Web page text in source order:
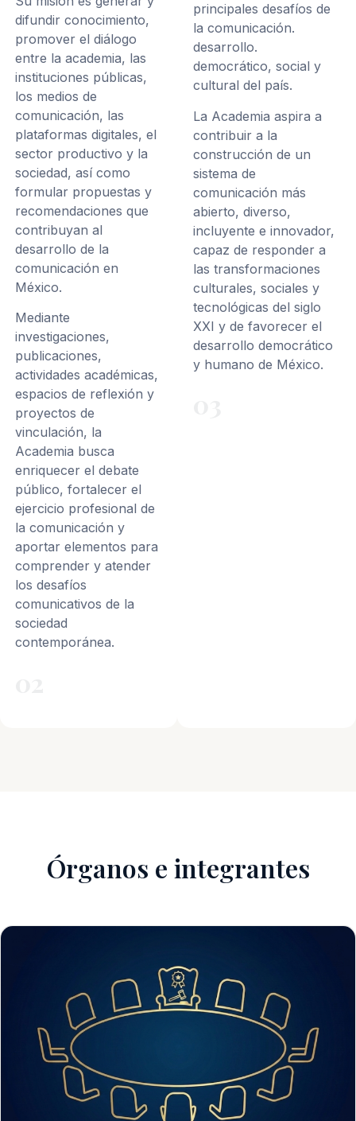
difundir conocimiento,
promover el diálogo
entre la academia, las
instituciones públicas,
los medios de
comunicación, las
plataformas digitales, el
sector productivo y la
sociedad, así como
formular propuestas y
recomendaciones que
contribuyan al
desarrollo de la
comunicación en
México.
Mediante
investigaciones,
publicaciones,
actividades académicas,
espacios de reflexión y
proyectos de
vinculación, la
Academia busca
enriquecer el debate
público, fortalecer el
ejercicio profesional de
la comunicación y
aportar elementos para
comprender y atender
los desafíos
comunicativos de la
sociedad
contemporánea.
principales desafíos de
la comunicación.
desarrollo.
democrático, social y
cultural del país.
La Academia aspira a
contribuir a la
construcción de un
sistema de
comunicación más
abierto, diverso,
incluyente e innovador,
capaz de responder a
las transformaciones
culturales, sociales y
tecnológicas del siglo
XXI y de favorecer el
desarrollo democrático
y humano de México.
Órganos e integrantes